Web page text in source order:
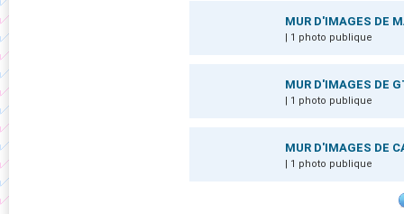
MUR D'IMAGES DE
| 1 photo publique
MUR D'IMAGES DE
| 1 photo publique
MUR D'IMAGES DE
| 1 photo publique